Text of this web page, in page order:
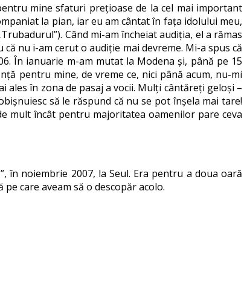
mine sfaturi prețioase de la cel mai important
la pian, iar eu am cântat în fața idolului meu,
Când mi-am încheiat audiția, el a rămas
nu i-am cerut o audiție mai devreme. Mi-a spus că
În ianuarie m-am mutat la Modena și, până pe 15
pentru mine, de vreme ce, nici până acum, nu-mi
în zona de pasaj a vocii. Mulți cântăreți geloși –
să le răspund că nu se pot înșela mai tare!
mult încât pentru majoritatea oamenilor pare ceva
noiembrie 2007, la Seul. Era pentru a doua oară
care aveam să o descopăr acolo.